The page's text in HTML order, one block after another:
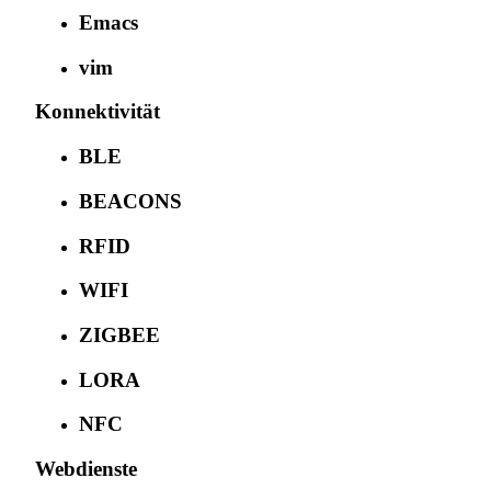
Emacs
vim
Konnektivität
BLE
BEACONS
RFID
WIFI
ZIGBEE
LORA
NFC
Webdienste